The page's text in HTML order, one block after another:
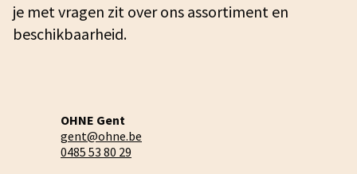
je met vragen zit over ons assortiment en
beschikbaarheid.
OHNE Gent
gent@ohne.be
0485 53 80 29